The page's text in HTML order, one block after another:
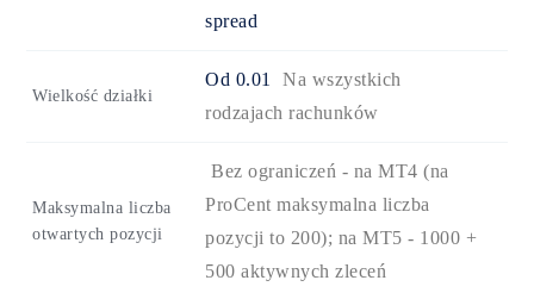
spread
Wielkość działki
Od 0.01
Na wszystkich
rodzajach rachunków
Maksymalna liczba
otwartych pozycji
Bez ograniczeń - na MT4 (na
ProCent maksymalna liczba
pozycji to 200); na MT5 - 1000 +
500 aktywnych zleceń